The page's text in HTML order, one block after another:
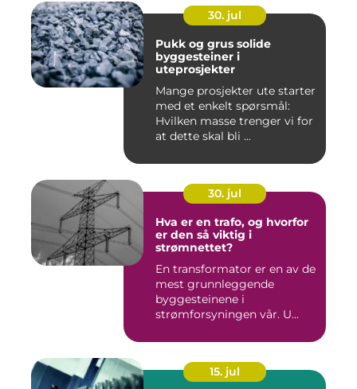
30. jul
Pukk og grus solide
byggesteiner i
uteprosjekter
Mange prosjekter ute starter
med et enkelt spørsmål:
Hvilken masse trenger vi for
at dette skal bli ...
30. jul
Hva er en trafo, og hvorfor
er den så viktig i
strømnettet?
En transformator er en av de
mest grunnleggende
byggesteinene i
strømforsyningen vår. U...
15. jul